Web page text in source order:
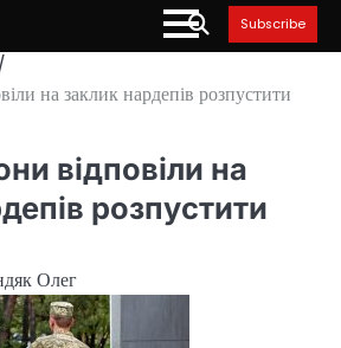
Subscribe
на заклик нардепів розпустити
відповіли на
розпустити
Олег